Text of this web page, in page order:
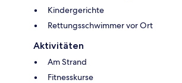
Kindergerichte
Rettungsschwimmer vor Ort
Aktivitäten
Am Strand
Fitnesskurse